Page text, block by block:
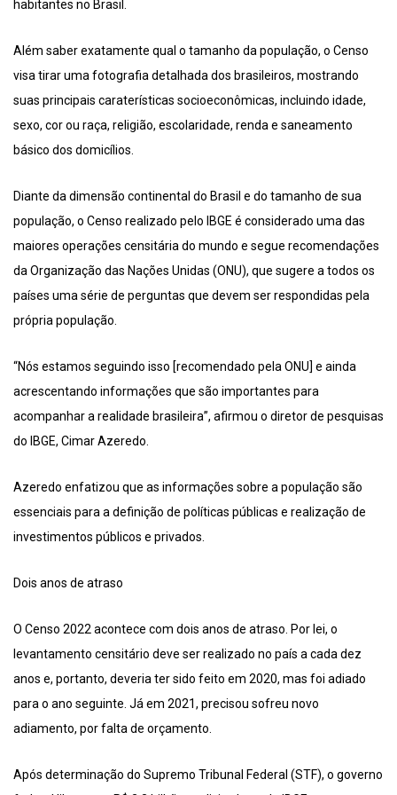
habitantes no Brasil.
Além saber exatamente qual o tamanho da população, o Censo
visa tirar uma fotografia detalhada dos brasileiros, mostrando
suas principais caraterísticas socioeconômicas, incluindo idade,
sexo, cor ou raça, religião, escolaridade, renda e saneamento
básico dos domicílios.
Diante da dimensão continental do Brasil e do tamanho de sua
população, o Censo realizado pelo IBGE é considerado uma das
maiores operações censitária do mundo e segue recomendações
da Organização das Nações Unidas (ONU), que sugere a todos os
países uma série de perguntas que devem ser respondidas pela
própria população.
“Nós estamos seguindo isso [recomendado pela ONU] e ainda
acrescentando informações que são importantes para
acompanhar a realidade brasileira”, afirmou o diretor de pesquisas
do IBGE, Cimar Azeredo.
Azeredo enfatizou que as informações sobre a população são
essenciais para a definição de políticas públicas e realização de
investimentos públicos e privados.
Dois anos de atraso
O Censo 2022 acontece com dois anos de atraso. Por lei, o
levantamento censitário deve ser realizado no país a cada dez
anos e, portanto, deveria ter sido feito em 2020, mas foi adiado
para o ano seguinte. Já em 2021, precisou sofreu novo
adiamento, por falta de orçamento.
Após determinação do Supremo Tribunal Federal (STF), o governo